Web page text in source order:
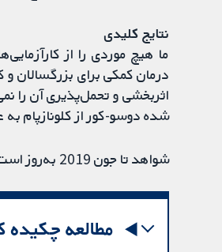
نتایج کلیدی
ما هیچ موردی را از
درمان کمکی برای بزرگسالان و
اثربخشی و تحمل‌پذیری آن را
شده دوسو-کور از کلونازپام
شواهد تا جون 2019 به‌روز است.
مطالعه چکیده